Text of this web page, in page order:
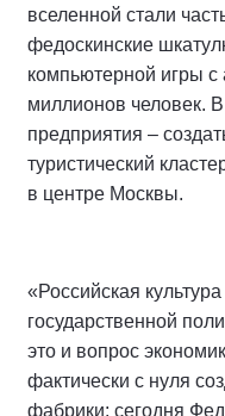
вселенной стали
федоскинские
компьютерной игры с
миллионов человек.
предприятия –
туристический
в центре Москвы.
«Российская
государственной
это и вопрос
фактически с нуля
фабрики: сегодня